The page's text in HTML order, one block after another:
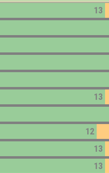
13
13
12
13
13